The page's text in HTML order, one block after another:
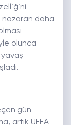
nazaran daha
olunca
gün
artık UEFA